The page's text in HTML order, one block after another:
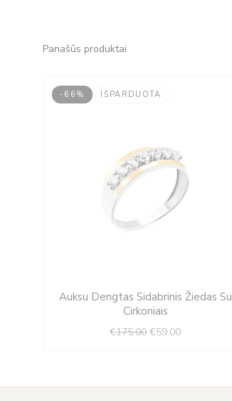
Panašūs produktai
-66% IŠPARDUOTA
Auksu Dengtas Sidabrinis Žiedas Su
Cirkoniais
€175.00
price
€175.00.
€59.00
Current
€59.00.